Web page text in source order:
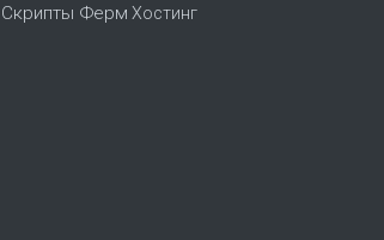
Скрипты Ферм Хостинг